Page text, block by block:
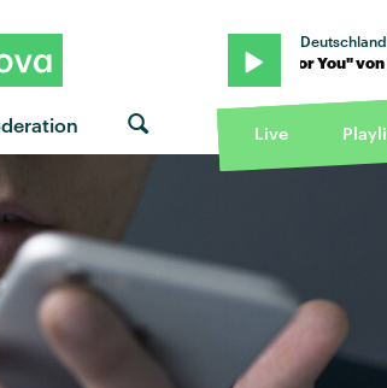
WizTheMc · "Wait For You" von WizTheMc ·
Live